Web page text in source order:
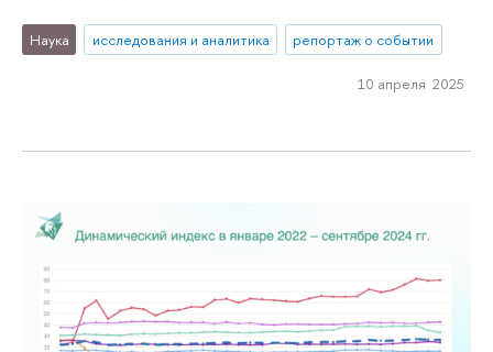
Наука исследования и аналитика репортаж о событии
10 апреля 2025